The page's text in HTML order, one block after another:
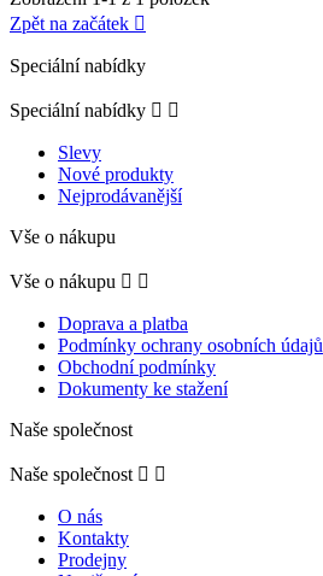
Zpět na začátek 
Speciální nabídky
Speciální nabídky  
Slevy
Nové produkty
Nejprodávanější
Vše o nákupu
Vše o nákupu  
Doprava a platba
Podmínky ochrany osobních údajů
Obchodní podmínky
Dokumenty ke stažení
Naše společnost
Naše společnost  
O nás
Kontakty
Prodejny